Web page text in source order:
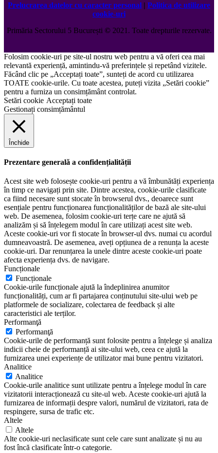
Prelucrarea datelor cu caracter personal | Politica de utilizare
cookie-uri
Primăria Sectorului 5 București ©️2021. Toate drepturile rezervate.
Folosim cookie-uri pe site-ul nostru web pentru a vă oferi cea mai
relevantă experiență, amintindu-vă preferințele și repetând vizitele.
Făcând clic pe „Acceptați toate”, sunteți de acord cu utilizarea
TOATE cookie-urile. Cu toate acestea, puteți vizita „Setări cookie”
pentru a furniza un consimțământ controlat.
Setări cookie Acceptați toate
Gestionați consimțământul
Închide
Prezentare generală a confidențialității
Acest site web folosește cookie-uri pentru a vă îmbunătăți experiența
în timp ce navigați prin site. Dintre acestea, cookie-urile clasificate
ca fiind necesare sunt stocate în browserul dvs., deoarece sunt
esențiale pentru funcționarea funcționalităților de bază ale site-ului
web. De asemenea, folosim cookie-uri terțe care ne ajută să
analizăm și să înțelegem modul în care utilizați acest site web.
Aceste cookie-uri vor fi stocate în browser-ul dvs. numai cu acordul
dumneavoastră. De asemenea, aveți opțiunea de a renunța la aceste
cookie-uri. Dar renunțarea la unele dintre aceste cookie-uri poate
afecta experiența dvs. de navigare.
Funcționale
Funcționale
Cookie-urile funcționale ajută la îndeplinirea anumitor
funcționalități, cum ar fi partajarea conținutului site-ului web pe
platformele de socializare, colectarea de feedback și alte
caracteristici ale terților.
Performanţă
Performanţă
Cookie-urile de performanță sunt folosite pentru a înțelege și analiza
indicii cheie de performanță ai site-ului web, ceea ce ajută la
furnizarea unei experiențe de utilizator mai bune pentru vizitatori.
Analitice
Analitice
Cookie-urile analitice sunt utilizate pentru a înțelege modul în care
vizitatorii interacționează cu site-ul web. Aceste cookie-uri ajută la
furnizarea de informații despre valori, numărul de vizitatori, rata de
respingere, sursa de trafic etc.
Altele
Altele
Alte cookie-uri neclasificate sunt cele care sunt analizate și nu au
fost încă clasificate într-o categorie.